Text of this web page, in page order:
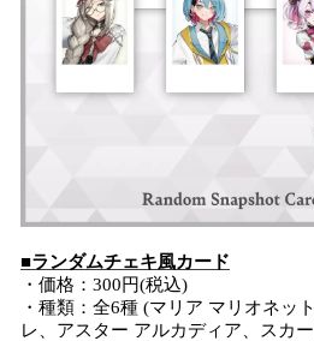
■ランダムチェキ風カード
・価格：300円(税込)
・種類：全6種 (マリア マリオネッ
レ、アスター アルカディア、スカ